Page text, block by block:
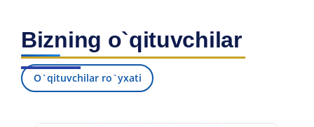
Bizning o`qituvchilar
O`qituvchilar ro`yxati